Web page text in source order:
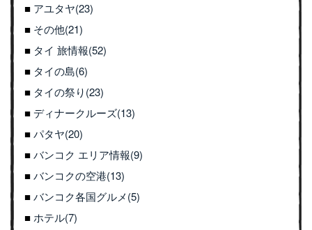
アユタヤ(23)
その他(21)
タイ 旅情報(52)
タイの島(6)
タイの祭り(23)
ディナークルーズ(13)
パタヤ(20)
バンコク エリア情報(9)
バンコクの空港(13)
バンコク各国グルメ(5)
ホテル(7)